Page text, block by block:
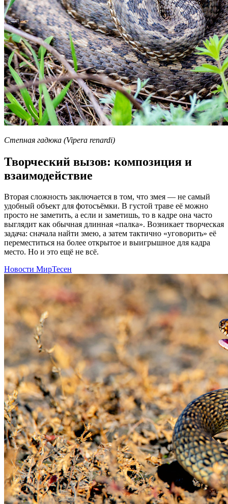
Степная гадюка (Vipera renardi)
Творческий вызов: композиция и
взаимодействие
Вторая сложность заключается в том, что змея — не самый
удобный объект для фотосъёмки. В густой траве её можно
просто не заметить, а если и заметишь, то в кадре она часто
выглядит как обычная длинная «палка». Возникает творческая
задача: сначала найти змею, а затем тактично «уговорить» её
переместиться на более открытое и выигрышное для кадра
место. Но и это ещё не всё.
Новости МирТесен